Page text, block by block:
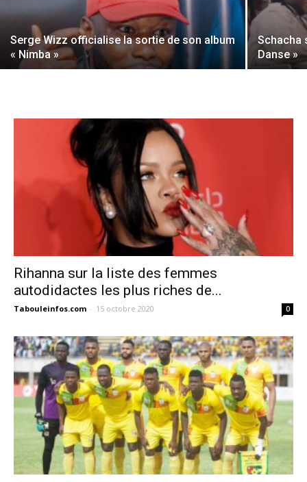
Serge Wizz officialise la sortie de son album
« Nimba »
Schacha
Danse »
Rihanna sur la liste des femmes
autodidactes les plus riches de...
Tabouleinfos.com - 15 octobre 2020 0